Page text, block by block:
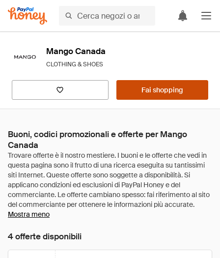
Mango Canada
CLOTHING & SHOES
Fai shopping
Buoni, codici promozionali e offerte per Mango
Canada
Mostra meno
4 offerte disponibili